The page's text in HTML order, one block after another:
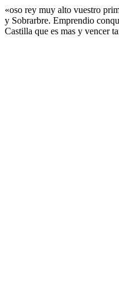
«oso rey muy alto vuestro
y Sobrarbre. Emprendio
Castilla que es mas y vencer